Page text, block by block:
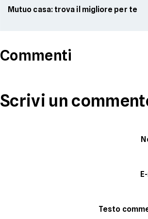
Mutuo casa: trova il migliore per te
Commenti
Scrivi un
Testo